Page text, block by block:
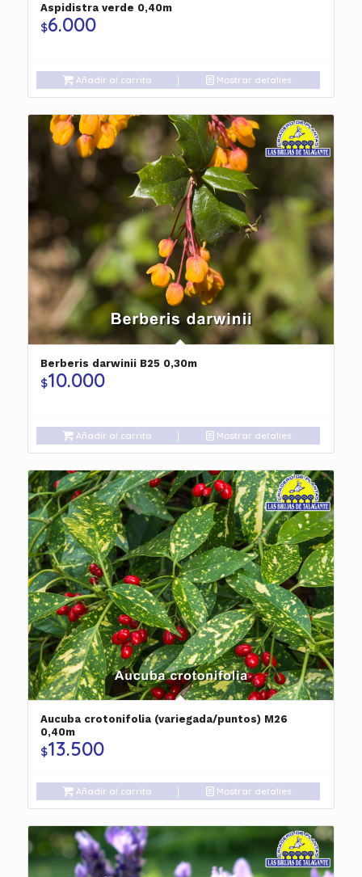
Aspidistra verde 0,40m
$6.000
Añadir al carrito Mostrar detalles
Berberis darwinii B25 0,30m
$10.000
Añadir al carrito Mostrar detalles
Aucuba crotonifolia (variegada/puntos) M26
0,40m
$13.500
Añadir al carrito Mostrar detalles